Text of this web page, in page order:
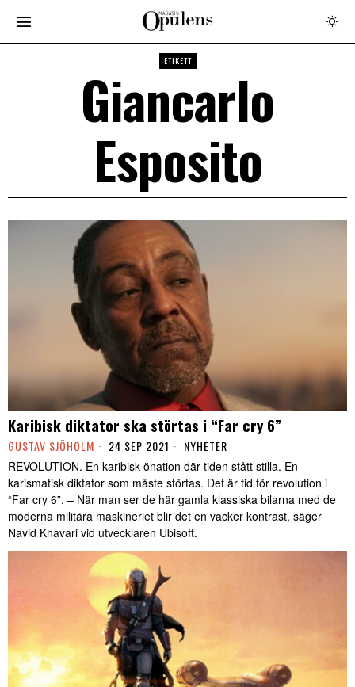
ETIKETT
Giancarlo
Esposito
Karibisk diktator ska störtas i “Far cry 6”
GUSTAV SJÖHOLM 24 SEP 2021 NYHETER
REVOLUTION. En karibisk önation där tiden stått stilla. En
karismatisk diktator som måste störtas. Det är tid för revolution i
“Far cry 6”. – När man ser de här gamla klassiska bilarna med de
moderna militära maskineriet blir det en vacker kontrast, säger
Navid Khavari vid utvecklaren Ubisoft.